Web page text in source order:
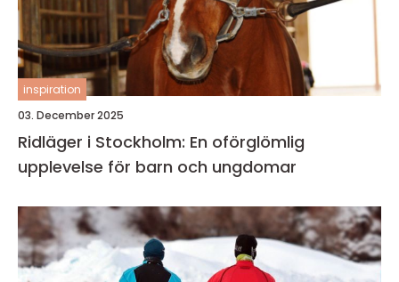
inspiration
03. December 2025
Ridläger i Stockholm: En oförglömlig
upplevelse för barn och ungdomar